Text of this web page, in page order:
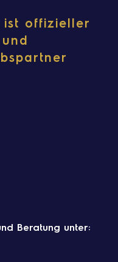
ist offizieller
Beratung unter: